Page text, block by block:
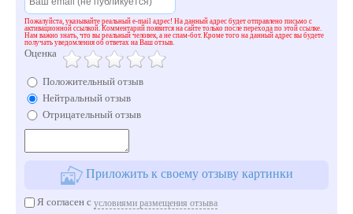
Пожалуйста, указывайте реальный e-mail адрес! На данный адрес будет отправлено письмо с
активационной ссылкой. Комментарий появится на сайте только после перехода по этой ссылке.
Нам важно знать, что вы реальный человек, а не спам-бот. Кроме того на данный адрес вы будете
получать уведомления об ответах на Ваш отзыв.
Оценка
Положительный отзыв
Нейтральный отзыв
Отрицательный отзыв
Приложить к своему отзыву картинки
Я согласен с условиями размещения отзыва